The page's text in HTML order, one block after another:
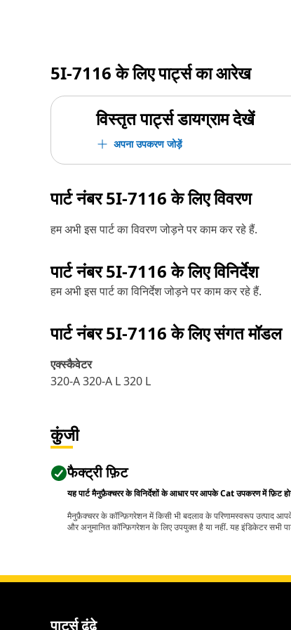
5I-7116के लिए पार्ट्स का आरेख
विस्तृत पार्ट्स डायग्राम देखें
अपना उपकरण जोड़ें
पार्ट नंबर5I-7116के लिए विवरण
हम अभी इस पार्ट का विवरण जोड़ने पर काम कर रहे हैं.
पार्ट नंबर5I-7116के लिए विनिर्देश
हम अभी इस पार्ट का विनिर्देश जोड़ने पर काम कर रहे हैं.
पार्ट नंबर5I-7116के लिए संगत मॉडल
एक्स्कैवेटर
320-A 320-A L 320 L
कुंजी
फैक्ट्री फ़िट
यह पार्ट मैनुफ़ैक्चरर के विनिर्देशों के आधार पर आपके Cat उपकरण में फ़िट
मैनुफ़ैक्चरर के कॉन्फ़िगरेशन में किसी भी बदलाव के परिणामस्वरूप उत्पाद
और अनुमानित कॉन्फ़िगरेशन के लिए उपयुक्त है या नहीं. यह इंडिकेटर सभी
पार्ट्स ढूंढे